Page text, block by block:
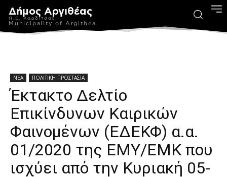
Δήμος Αργιθέας
Π.Ε. Καρδίτσας
Municipality of Argithea
ΝΕΑ ΠΟΛΙΤΙΚΗ ΠΡΟΣΤΑΣΙΑ
Έκτακτο Δελτίο
Επικίνδυνων Καιρικών
Φαινομένων (ΕΔΕΚΦ) α.α.
01/2020 της ΕΜΥ/ΕΜΚ που
ισχύει από την Κυριακή 05-